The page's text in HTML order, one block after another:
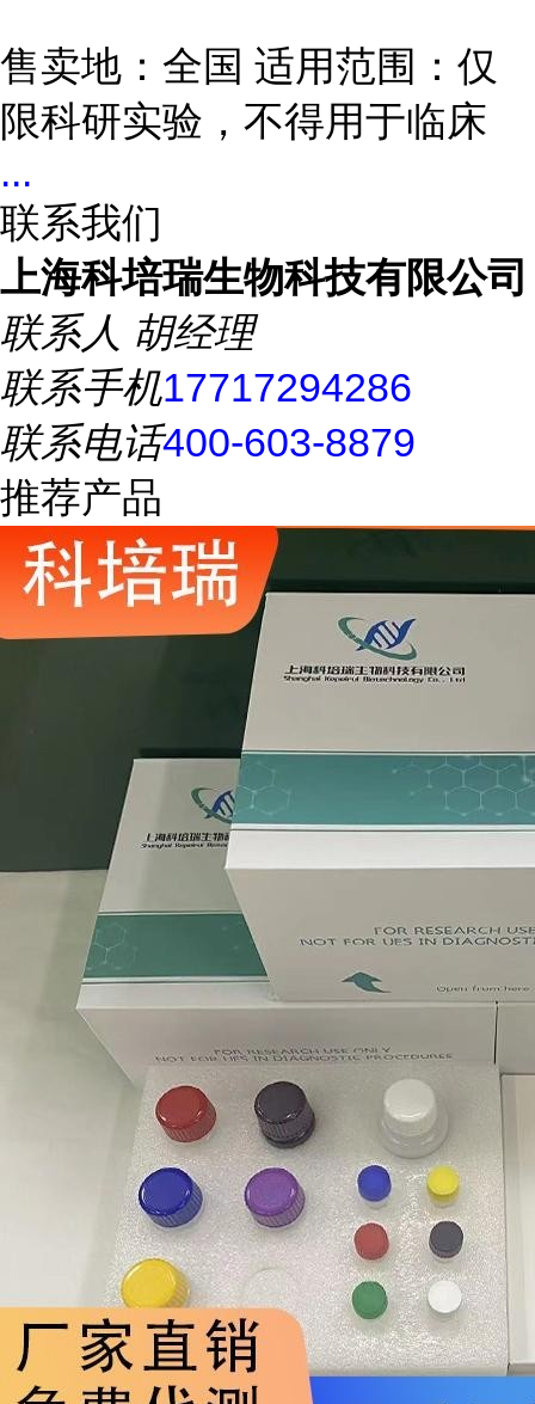
售卖地：全国 适用范围：仅
限科研实验，不得用于临床
...
联系我们
上海科培瑞生物科技有限公司
联系人 胡经理
联系手机17717294286
联系电话400-603-8879
推荐产品